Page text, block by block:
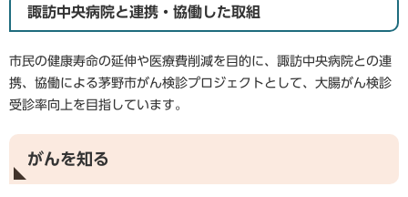
諏訪中央病院と連携・協働した取組
市民の健康寿命の延伸や医療費削減を目的に、諏訪中央病院との連
携、協働による茅野市がん検診プロジェクトとして、大腸がん検診
受診率向上を目指しています。
がんを知る